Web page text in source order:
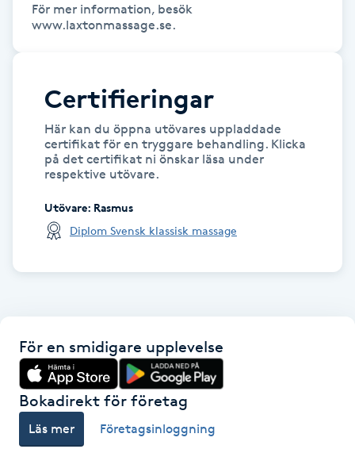
Koppningsmassage
Kosmetisk tatuering
Kostrådgivning
Kroppsinpackning
Kroppspeeling
Käkledsbehandling
Laserbehandling
Lashlift Keratin
För mer information, besök
www.laxtonmassage.se.
Certifieringar
Här kan du öppna utövares uppladdade
certifikat för en tryggare behandling. Klicka
på det certifikat ni önskar läsa under
respektive utövare.
Utövare: Rasmus
Diplom Svensk klassisk massage
För en smidigare upplevelse
Bokadirekt för företag
Läs mer Företagsinloggning